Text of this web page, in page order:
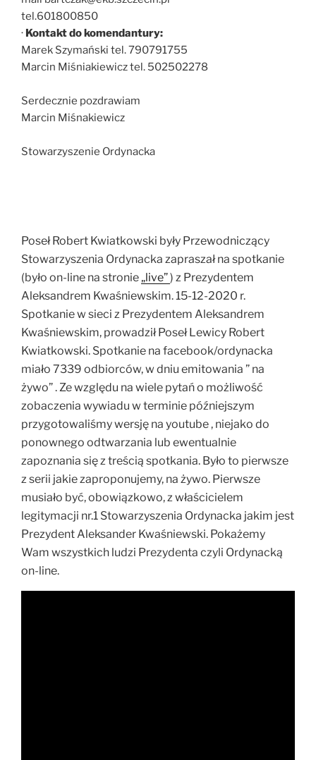
tel.601800850
· Kontakt do komendantury:
Marek Szymański tel. 790791755
Marcin Miśniakiewicz tel. 502502278
Serdecznie pozdrawiam
Marcin Miśnakiewicz
Stowarzyszenie Ordynacka
Poseł Robert Kwiatkowski były Przewodniczący
Stowarzyszenia Ordynacka zapraszał na spotkanie
(było on-line na stronie „live”) z Prezydentem
Aleksandrem Kwaśniewskim. 15-12-2020 r.
Spotkanie w sieci z Prezydentem Aleksandrem
Kwaśniewskim, prowadził Poseł Lewicy Robert
Kwiatkowski. Spotkanie na facebook/ordynacka
miało 7339 odbiorców, w dniu emitowania ” na
żywo” . Ze względu na wiele pytań o możliwość
zobaczenia wywiadu w terminie późniejszym
przygotowaliśmy wersję na youtube , niejako do
ponownego odtwarzania lub ewentualnie
zapoznania się z treścią spotkania. Było to pierwsze
z serii jakie zaproponujemy, na żywo. Pierwsze
musiało być, obowiązkowo, z właścicielem
legitymacji nr.1 Stowarzyszenia Ordynacka jakim jest
Prezydent Aleksander Kwaśniewski. Pokażemy
Wam wszystkich ludzi Prezydenta czyli Ordynacką
on-line.